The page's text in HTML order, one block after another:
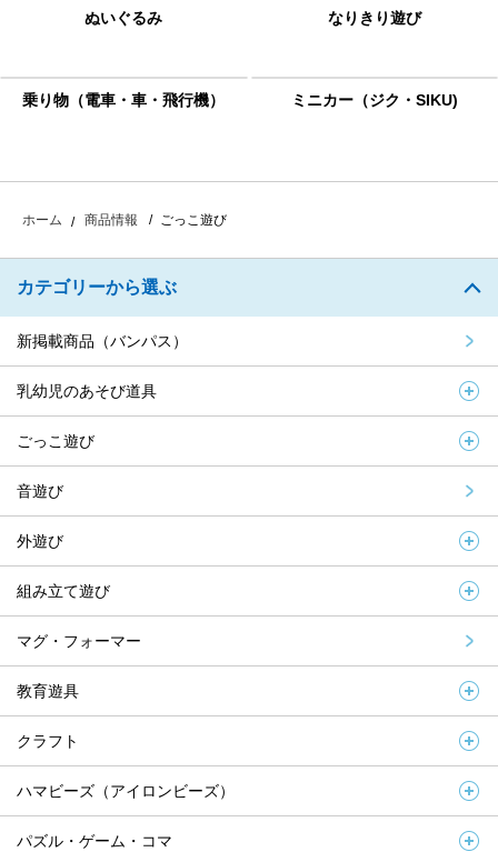
ぬいぐるみ なりきり遊び
乗り物（電車・車・飛行機） ミニカー（ジク・SIKU)
ホーム 商品情報 ごっこ遊び
カテゴリーから選ぶ
新掲載商品（バンパス）
乳幼児のあそび道具
ごっこ遊び
音遊び
外遊び
組み立て遊び
マグ・フォーマー
教育遊具
クラフト
ハマビーズ（アイロンビーズ）
パズル・ゲーム・コマ